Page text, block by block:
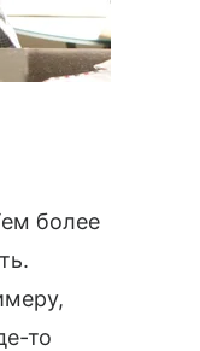
более
то